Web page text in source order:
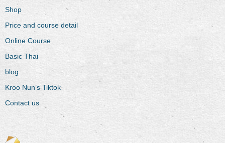
Shop
Price and course detail
Online Course
Basic Thai
blog
Kroo Nun’s Tiktok
Contact us